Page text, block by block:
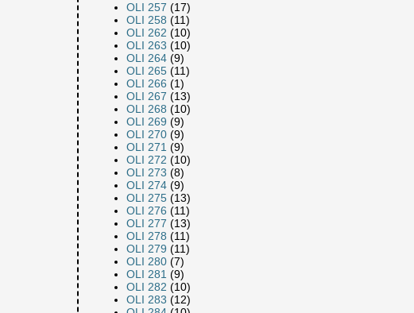
OLI 257 (17)
OLI 258 (11)
OLI 262 (10)
OLI 263 (10)
OLI 264 (9)
OLI 265 (11)
OLI 266 (1)
OLI 267 (13)
OLI 268 (10)
OLI 269 (9)
OLI 270 (9)
OLI 271 (9)
OLI 272 (10)
OLI 273 (8)
OLI 274 (9)
OLI 275 (13)
OLI 276 (11)
OLI 277 (13)
OLI 278 (11)
OLI 279 (11)
OLI 280 (7)
OLI 281 (9)
OLI 282 (10)
OLI 283 (12)